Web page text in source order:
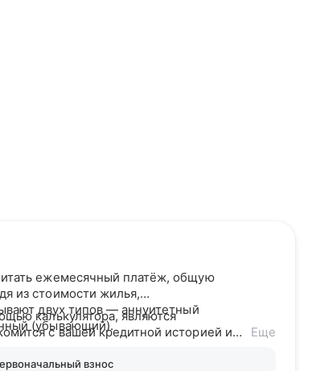
ежемесячный платёж, общую
из стоимости жилья,
двух типов — аннуитетный
(убывающий).
калькулятора, являются
с вашей кредитной историей и
Еще
взнос